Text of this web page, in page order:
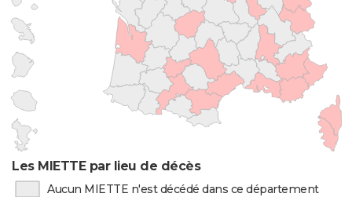
Les MIETTE par lieu de décès
Aucun MIETTE n'est décédé dans ce département